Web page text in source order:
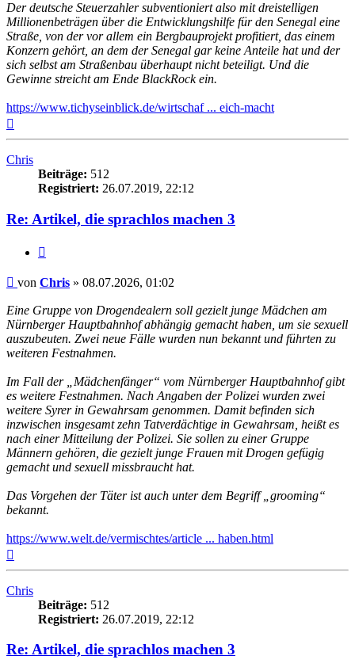
Der deutsche Steuerzahler subventioniert also mit dreistelligen
Millionenbeträgen über die Entwicklungshilfe für den Senegal eine
Straße, von der vor allem ein Bergbauprojekt profitiert, das einem
Konzern gehört, an dem der Senegal gar keine Anteile hat und der
sich selbst am Straßenbau überhaupt nicht beteiligt. Und die
Gewinne streicht am Ende BlackRock ein.
https://www.tichyseinblick.de/wirtschaf ... eich-macht
Chris
Beiträge: 512
Registriert: 26.07.2019, 22:12
Re: Artikel, die sprachlos machen 3
Beitrag
von Chris » 08.07.2026, 01:02
Eine Gruppe von Drogendealern soll gezielt junge Mädchen am
Nürnberger Hauptbahnhof abhängig gemacht haben, um sie sexuell
auszubeuten. Zwei neue Fälle wurden nun bekannt und führten zu
weiteren Festnahmen.
Im Fall der „Mädchenfänger“ vom Nürnberger Hauptbahnhof gibt
es weitere Festnahmen. Nach Angaben der Polizei wurden zwei
weitere Syrer in Gewahrsam genommen. Damit befinden sich
inzwischen insgesamt zehn Tatverdächtige in Gewahrsam, heißt es
nach einer Mitteilung der Polizei. Sie sollen zu einer Gruppe
Männern gehören, die gezielt junge Frauen mit Drogen gefügig
gemacht und sexuell missbraucht hat.
Das Vorgehen der Täter ist auch unter dem Begriff „grooming“
bekannt.
https://www.welt.de/vermischtes/article ... haben.html
Chris
Beiträge: 512
Registriert: 26.07.2019, 22:12
Re: Artikel, die sprachlos machen 3